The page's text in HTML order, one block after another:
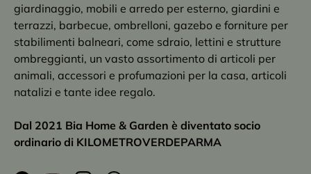
giardinaggio, mobili e arredo per esterno, giardini e
terrazzi, barbecue, ombrelloni, gazebo e forniture per
stabilimenti balneari, come sdraio, lettini e strutture
ombreggianti, un vasto assortimento di articoli per
animali, accessori e profumazioni per la casa, articoli
natalizi e tante idee regalo.
Dal 2021 Bia Home & Garden è diventato socio
ordinario di KILOMETROVERDEPARMA